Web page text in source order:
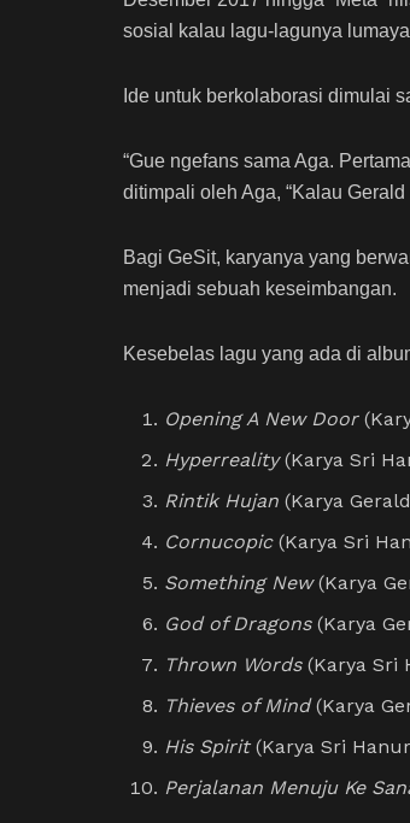
sosial kalau lagu-lagunya
Ide untuk berkolaborasi dimulai
“Gue ngefans sama Aga.
ditimpali oleh Aga, “Kalau
Bagi GeSit, karyanya yang
menjadi sebuah keseimbangan.
Kesebelas lagu yang ada di
Opening A New Door
Hyperreality(Karya Sri
Rintik Hujan(Karya
Cornucopic(Karya Sri
Something New(Karya
God of Dragons(Karya
Thrown Words(Karya Sri
Thieves of Mind(Karya
His Spirit(Karya Sri
Perjalanan Menuju Ke